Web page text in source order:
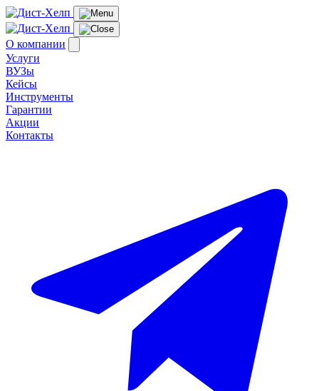
О компании
Услуги
ВУЗы
Кейсы
Инструменты
Гарантии
Акции
Контакты